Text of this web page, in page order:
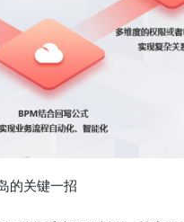
的关键一招